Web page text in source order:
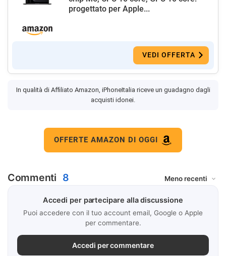
progettato per Apple...
VEDI OFFERTA
In qualità di Affiliato Amazon, iPhoneItalia riceve un guadagno dagli
acquisti idonei.
OFFERTE AMAZON DI OGGI
Commenti 8
Accedi per partecipare alla discussione
Puoi accedere con il tuo account email, Google o Apple
per commentare.
Accedi per commentare